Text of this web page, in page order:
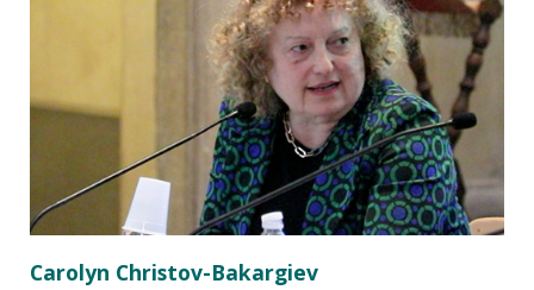
Carolyn Christov-Bakargiev